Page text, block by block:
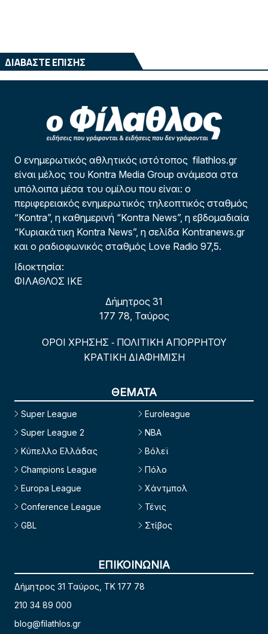
ΔΙΑΒΑΣΤΕ ΕΠΙΣΗΣ
Ο ενημερωτικός αθλητικός ιστότοπος filathlos.gr
είναι μέλος του Kontra Media Group ανάμεσα στα
υπόλοιπα μέσα του ομίλου που είναι: ο
περιφερειακός ενημερωτικός τηλεοπτικός σταθμός
“Kontra”, η καθημερινή “Kontra News”, η εβδομαδιαία
“Κυριακάτικη Kontra News”, η σελίδα Kontranews.gr
και ο ραδιοφωνικός σταθμός Love Radio 97,5.
Ιδιοκτησία:
ΦΙΛΑΘΛΟΣ ΙΚΕ
Δήμητρος 31
177 78, Ταύρος
ΟΡΟΙ ΧΡΗΣΗΣ - ΠΟΛΙΤΙΚΗ ΑΠΟΡΡΗΤΟΥ
ΚΡΑΤΙΚΗ ΔΙΑΦΗΜΙΣΗ
ΘΕΜΑΤΑ
Super League
Super League 2
Κύπελλο Ελλάδας
Champions League
Europa League
Conference League
GBL
Euroleague
NBA
Βόλεϊ
Πόλο
Χάντμπολ
Τένις
Στίβος
ΕΠΙΚΟΙΝΩΝΙΑ
Δήμητρος 31 Ταύρος, TK 177 78
210 34 89 000
blog@filathlos.gr